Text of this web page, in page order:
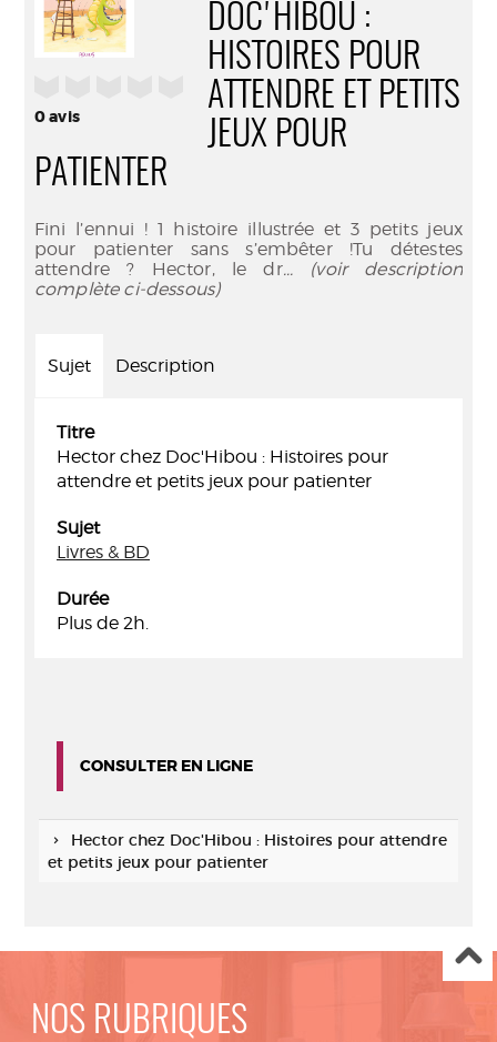
0avis
DOC'HIBOU :
HISTOIRES POUR
ATTENDRE ET PETITS
JEUX POUR
PATIENTER
Fini l’ennui ! 1 histoire illustrée et 3 petits jeux
pour patienter sans s’embêter !Tu détestes
attendre ? Hector, le dr... (voir description
complète ci-dessous)
Sujet Description
Titre
Hector chez Doc'Hibou : Histoires pour
attendre et petits jeux pour patienter
Sujet
Livres & BD
Durée
Plus de 2h.
CONSULTER EN LIGNE
Hector chez Doc'Hibou : Histoires pour attendre
et petits jeux pour patienter
NOS RUBRIQUES